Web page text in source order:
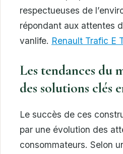
respectueuses de
répondant aux attentes
vanlife. Renault Trafic E
Les tendances du
des solutions clés
Le succès de ces
par une évolution des
consommateurs. Selon